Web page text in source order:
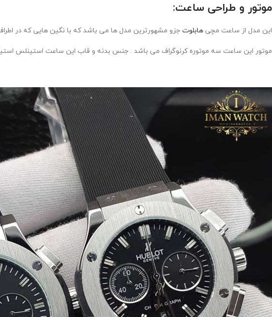
موتور و طراحی ساعت:
این مدل از ساعت مچی هابلوت جزو مشهورترین مدل ها می باشد که با نگین هایی که در
موتور این ساعت سه موتوره کرنوگراف می باشد . جنس بدنه و قاب این ساعت استینلس